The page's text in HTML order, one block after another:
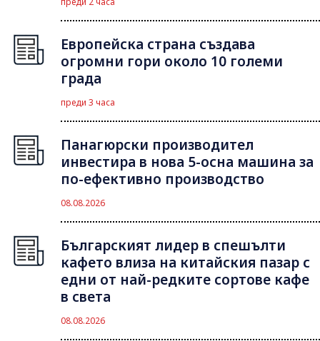
Европейска страна създава
огромни гори около 10 големи
града
преди 3 часа
Панагюрски производител
инвестира в нова 5-осна машина за
по-ефективно производство
08.08.2026
Българският лидер в спешълти
кафето влиза на китайския пазар с
едни от най-редките сортове кафе
в света
08.08.2026